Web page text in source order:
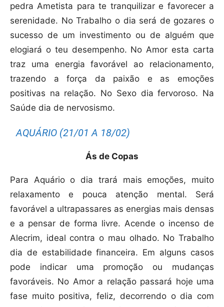
pedra Ametista para te tranquilizar e favorecer a
serenidade. No Trabalho o dia será de gozares o
sucesso de um investimento ou de alguém que
elogiará o teu desempenho. No Amor esta carta
traz uma energia favorável ao relacionamento,
trazendo a força da paixão e as emoções
positivas na relação. No Sexo dia fervoroso. Na
Saúde dia de nervosismo.
AQUÁRIO (21/01 A 18/02)
Ás de Copas
Para Aquário o dia trará mais emoções, muito
relaxamento e pouca atenção mental. Será
favorável a ultrapassares as energias mais densas
e a pensar de forma livre. Acende o incenso de
Alecrim, ideal contra o mau olhado. No Trabalho
dia de estabilidade financeira. Em alguns casos
pode indicar uma promoção ou mudanças
favoráveis. No Amor a relação passará hoje uma
fase muito positiva, feliz, decorrendo o dia com